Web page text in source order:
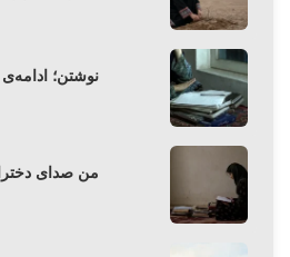
نوشتن؛
من صدای